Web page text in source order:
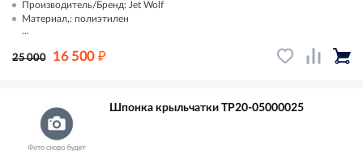
Производитель/Бренд: Jet Wolf
Материал,: полиэтилен
...
25 000 16 500 ₽
Шпонка крыльчатки TP20-05000025